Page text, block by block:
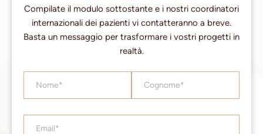
Compilate il modulo sottostante e i nostri coordinatori
internazionali dei pazienti vi contatteranno a breve.
Basta un messaggio per trasformare i vostri progetti in
realtà.